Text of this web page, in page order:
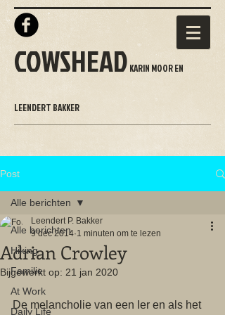
COWSHEAD KARIN MOOR EN
LEENDERT BAKKER
Post
Alle berichten
Hiking
Familie
At Work
Daily Life
Alle berichten
Adrian Crowley
Leendert P. Bakker
9 dec 2014 1 minuten om te lezen
Bijgewerkt op: 21 jan 2020
De melancholie van een Ier en als het